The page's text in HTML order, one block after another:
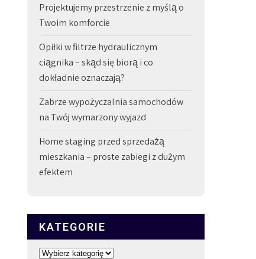
Projektujemy przestrzenie z myślą o
Twoim komforcie
Opiłki w filtrze hydraulicznym
ciągnika – skąd się biorą i co
dokładnie oznaczają?
Zabrze wypożyczalnia samochodów
na Twój wymarzony wyjazd
Home staging przed sprzedażą
mieszkania – proste zabiegi z dużym
efektem
KATEGORIE
Kategorie